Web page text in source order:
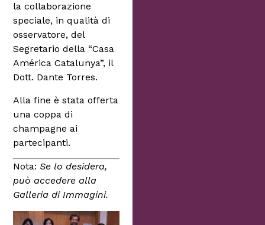
la collaborazione
speciale, in qualità di
osservatore, del
Segretario della “Casa
América Catalunya”, il
Dott. Dante Torres.
Alla fine è stata offerta
una coppa di
champagne ai
partecipanti.
Nota:Se lo desidera,
può accedere alla
Galleria di Immagini.